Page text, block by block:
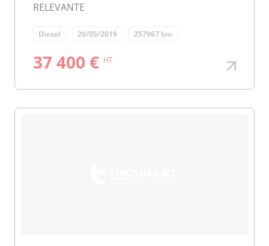
RELEVANTE
Diesel 20/05/2019 257967 km
37 400 € HT